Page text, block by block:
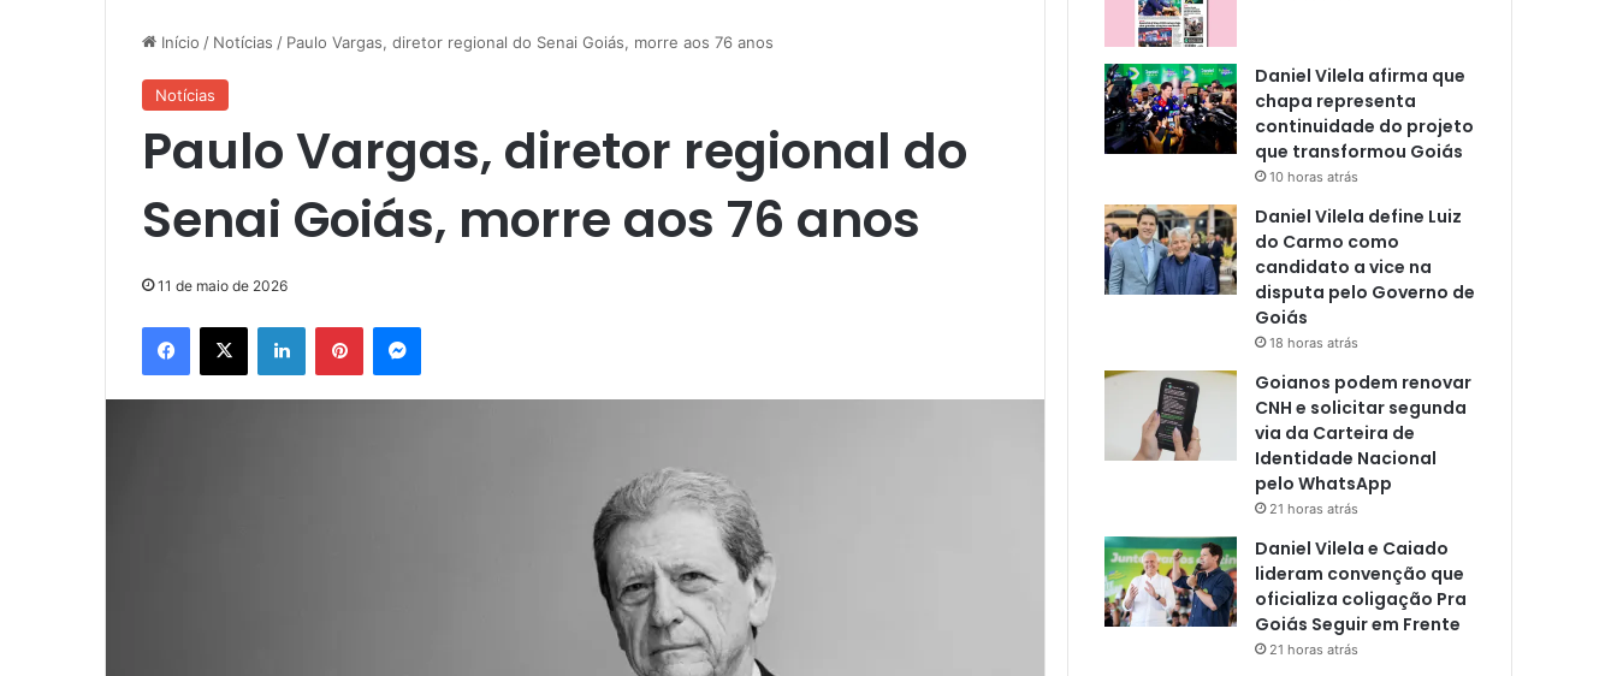
Início / Notícias / Paulo Vargas, diretor regional do Senai Goiás, morre aos 76 anos
Notícias
Paulo Vargas, diretor regional do
Senai Goiás, morre aos 76 anos
11 de maio de 2026
Facebook
X LinkedinPinterestMessenger
Daniel Vilela afirma que
chapa representa
continuidade do projeto
que transformou Goiás
10 horas atrás
Daniel Vilela define Luiz
do Carmo como
candidato a vice na
disputa pelo Governo de
Goiás
18 horas atrás
Goianos podem renovar
CNH e solicitar segunda
via da Carteira de
Identidade Nacional
pelo WhatsApp
21 horas atrás
Daniel Vilela e Caiado
lideram convenção que
oficializa coligação Pra
Goiás Seguir em Frente
21 horas atrás